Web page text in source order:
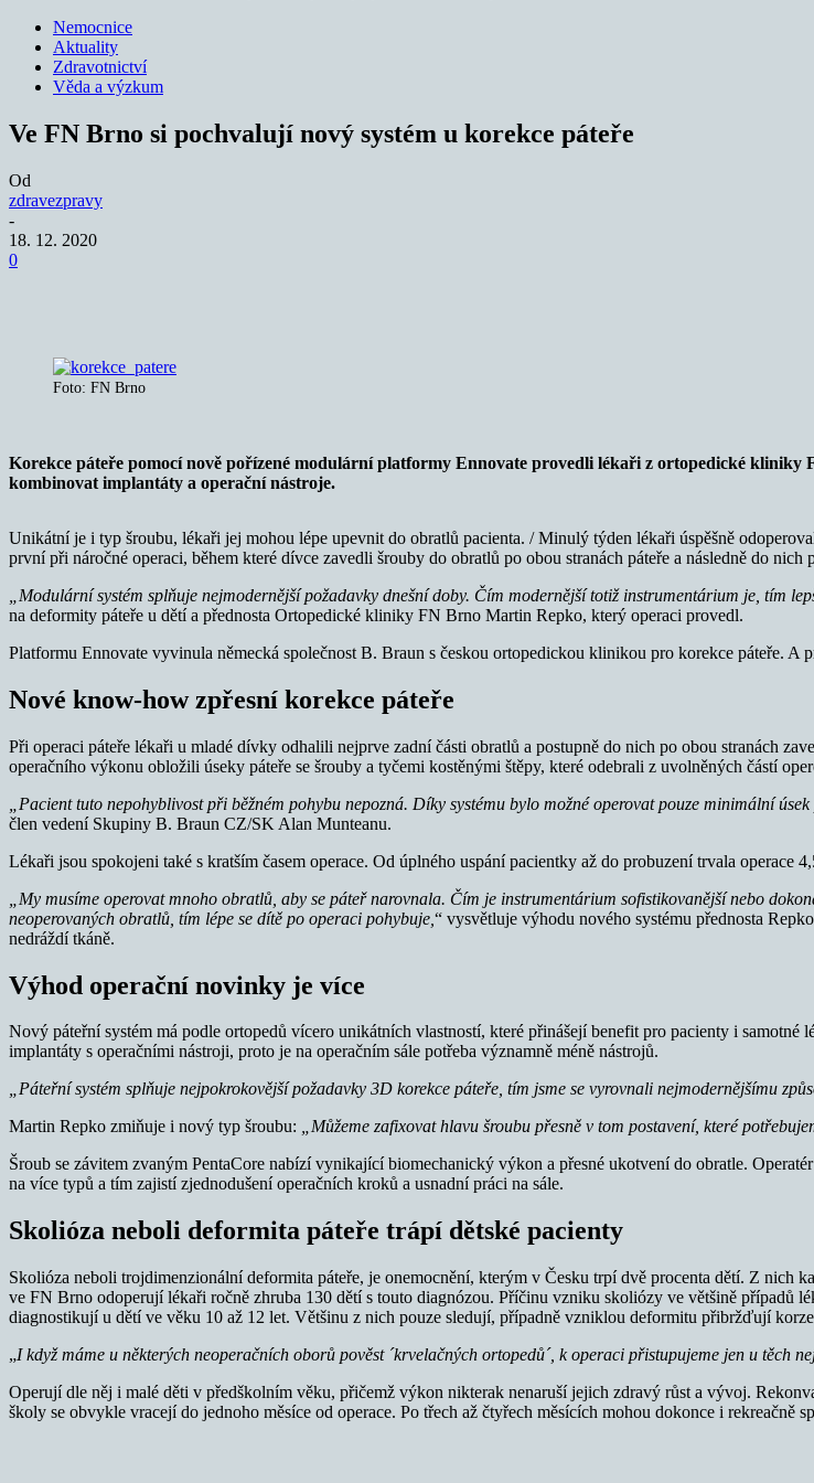
Nemocnice
Aktuality
Zdravotnictví
Věda a výzkum
Ve FN Brno si pochvalují nový systém u korekce páteře
Od
zdravezpravy
-
18. 12. 2020
0
Foto: FN Brno
Korekce páteře pomocí nově pořízené modulární platformy Ennovate provedli lékaři z ortopedické
kombinovat implantáty a operační nástroje.
Unikátní je i typ šroubu, lékaři jej mohou lépe upevnit do obratlů pacienta. / Minulý týden lékaři úspěšně
první při náročné operaci, během které dívce zavedli šrouby do obratlů po obou stranách páteře a následně do
„Modulární systém splňuje nejmodernější požadavky dnešní doby. Čím modernější totiž instrumentárium je, tím
na deformity páteře u dětí a přednosta Ortopedické kliniky FN Brno Martin Repko, který operaci provedl.
Platformu Ennovate vyvinula německá společnost B. Braun s českou ortopedickou klinikou pro korekce páteře.
Nové know-how zpřesní korekce páteře
Při operaci páteře lékaři u mladé dívky odhalili nejprve zadní části obratlů a postupně do nich po obou stranách
operačního výkonu obložili úseky páteře se šrouby a tyčemi kostěnými štěpy, které odebrali z uvolněných částí
„Pacient tuto nepohyblivost při běžném pohybu nepozná. Díky systému bylo možné operovat pouze minimální
člen vedení Skupiny B. Braun CZ/SK Alan Munteanu.
Lékaři jsou spokojeni také s kratším časem operace. Od úplného uspání pacientky až do probuzení trvala operace
„My musíme operovat mnoho obratlů, aby se páteř narovnala. Čím je instrumentárium sofistikovanější nebo
neoperovaných obratlů, tím lépe se dítě po operaci pohybuje, “ vysvětluje výhodu nového systému přednosta
nedráždí tkáně.
Výhod operační novinky je více
Nový páteřní systém má podle ortopedů vícero unikátních vlastností, které přinášejí benefit pro pacienty i
implantáty s operačními nástroji, proto je na operačním sále potřeba významně méně nástrojů.
„Páteřní systém splňuje nejpokrokovější požadavky 3D korekce páteře, tím jsme se vyrovnali nejmodernějšímu
Martin Repko zmiňuje i nový typ šroubu: „Můžeme zafixovat hlavu šroubu přesně v tom postavení, které
Šroub se závitem zvaným PentaCore nabízí vynikající biomechanický výkon a přesné ukotvení do obratle.
na více typů a tím zajistí zjednodušení operačních kroků a usnadní práci na sále.
Skolióza neboli deformita páteře trápí dětské pacienty
Skolióza neboli trojdimenzionální deformita páteře, je onemocnění, kterým v Česku trpí dvě procenta dětí. Z nich
ve FN Brno odoperují lékaři ročně zhruba 130 dětí s touto diagnózou. Příčinu vzniku skoliózy ve většině případů
diagnostikují u dětí ve věku 10 až 12 let. Většinu z nich pouze sledují, případně vzniklou deformitu přibržďují
„I když máme u některých neoperačních oborů pověst ´krvelačných ortopedů´, k operaci přistupujeme jen u těch
Operují dle něj i malé děti v předškolním věku, přičemž výkon nikterak nenaruší jejich zdravý růst a vývoj.
školy se obvykle vracejí do jednoho měsíce od operace. Po třech až čtyřech měsících mohou dokonce i rekreačně